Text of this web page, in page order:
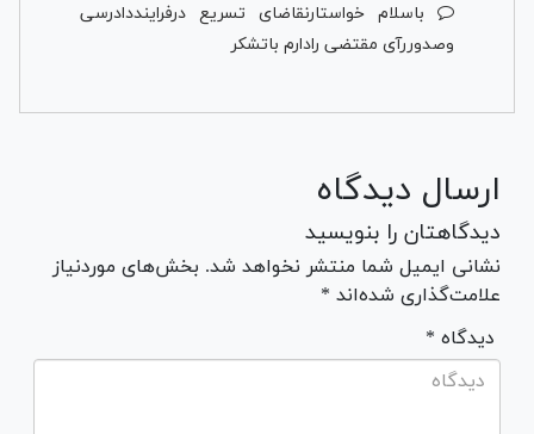
باسلام خواستارنقاضای تسریع درفراینددادرسی
وصدوررآی مقتضی رادارم باتشکر
ارسال دیدگاه
دیدگاهتان را بنویسید
نشانی ایمیل شما منتشر نخواهد شد. بخش‌های موردنیاز
علامت‌گذاری شده‌اند *
* دیدگاه